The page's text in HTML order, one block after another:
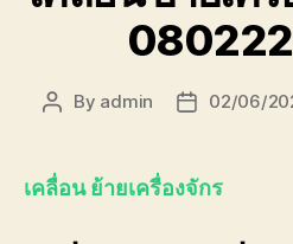
Post
By admin
Post02/06/
เคลื่อน ย้ายเครื่องจักร